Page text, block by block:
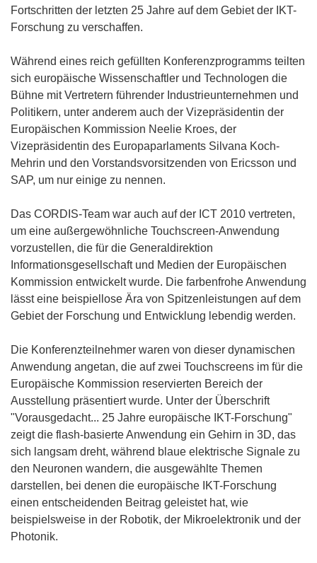
Fortschritten der letzten 25 Jahre auf dem Gebiet der IKT-
Forschung zu verschaffen.
Während eines reich gefüllten Konferenzprogramms teilten
sich europäische Wissenschaftler und Technologen die
Bühne mit Vertretern führender Industrieunternehmen und
Politikern, unter anderem auch der Vizepräsidentin der
Europäischen Kommission Neelie Kroes, der
Vizepräsidentin des Europaparlaments Silvana Koch-
Mehrin und den Vorstandsvorsitzenden von Ericsson und
SAP, um nur einige zu nennen.
Das CORDIS-Team war auch auf der ICT 2010 vertreten,
um eine außergewöhnliche Touchscreen-Anwendung
vorzustellen, die für die Generaldirektion
Informationsgesellschaft und Medien der Europäischen
Kommission entwickelt wurde. Die farbenfrohe Anwendung
lässt eine beispiellose Ära von Spitzenleistungen auf dem
Gebiet der Forschung und Entwicklung lebendig werden.
Die Konferenzteilnehmer waren von dieser dynamischen
Anwendung angetan, die auf zwei Touchscreens im für die
Europäische Kommission reservierten Bereich der
Ausstellung präsentiert wurde. Unter der Überschrift
"Vorausgedacht... 25 Jahre europäische IKT-Forschung"
zeigt die flash-basierte Anwendung ein Gehirn in 3D, das
sich langsam dreht, während blaue elektrische Signale zu
den Neuronen wandern, die ausgewählte Themen
darstellen, bei denen die europäische IKT-Forschung
einen entscheidenden Beitrag geleistet hat, wie
beispielsweise in der Robotik, der Mikroelektronik und der
Photonik.